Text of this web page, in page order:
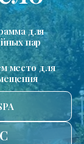
для
пар
место для